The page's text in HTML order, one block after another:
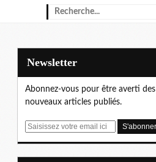
Newsletter
Abonnez-vous pour être averti des
nouveaux articles publiés.
E